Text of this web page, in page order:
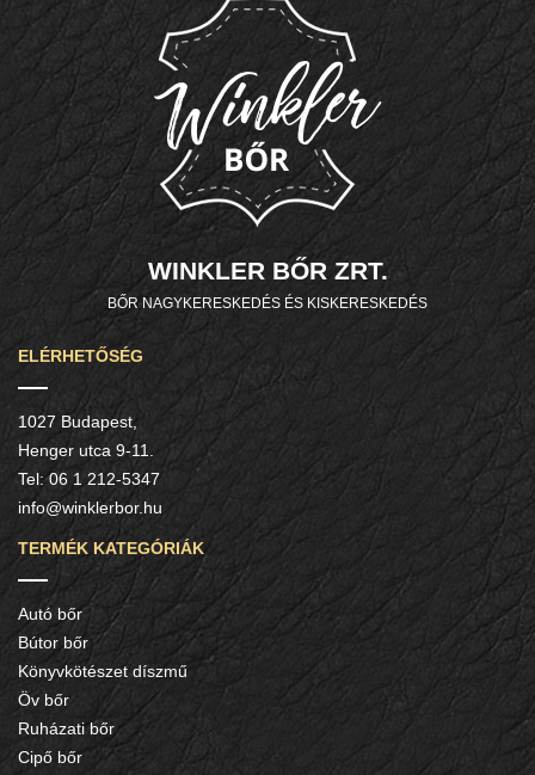
WINKLER BŐR ZRT.
BŐR NAGYKERESKEDÉS ÉS KISKERESKEDÉS
ELÉRHETŐSÉG
1027 Budapest,
Henger utca 9-11.
Tel:06 1 212-5347
info@winklerbor.hu
TERMÉK KATEGÓRIÁK
Autó bőr
Bútor bőr
Könyvkötészet díszmű
Öv bőr
Ruházati bőr
Cipő bőr